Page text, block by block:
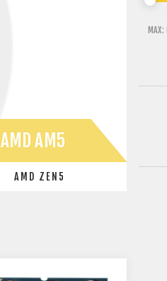
AMD AM5
AMD ZEN5
MAX: